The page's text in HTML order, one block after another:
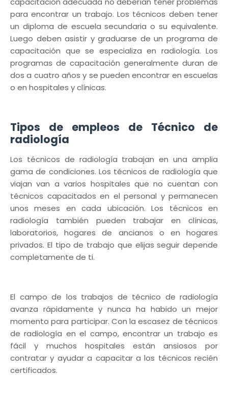
para encontrar un trabajo. Los técnicos deben tener
un diploma de escuela secundaria o su equivalente.
Luego deben asistir y graduarse de un programa de
capacitación que se especializa en radiología. Los
programas de capacitación generalmente duran de
dos a cuatro años y se pueden encontrar en escuelas
o en hospitales y clínicas.
Tipos de empleos de Técnico de
radiología
Los técnicos de radiología trabajan en una amplia
gama de condiciones. Los técnicos de radiología que
viajan van a varios hospitales que no cuentan con
técnicos capacitados en el personal y permanecen
unos meses en cada ubicación. Los técnicos en
radiología también pueden trabajar en clínicas,
laboratorios, hogares de ancianos o en hogares
privados. El tipo de trabajo que elijas seguir depende
completamente de ti.
El campo de los trabajos de técnico de radiología
avanza rápidamente y nunca ha habido un mejor
momento para participar. Con la escasez de técnicos
de radiología en el campo, encontrar un trabajo es
fácil y muchos hospitales están ansiosos por
contratar y ayudar a capacitar a los técnicos recién
certificados.